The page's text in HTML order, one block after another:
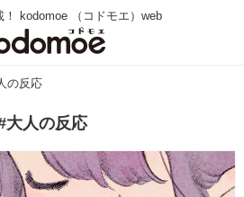
！ kodomoe （コドモエ）web
の反応
大人の反応